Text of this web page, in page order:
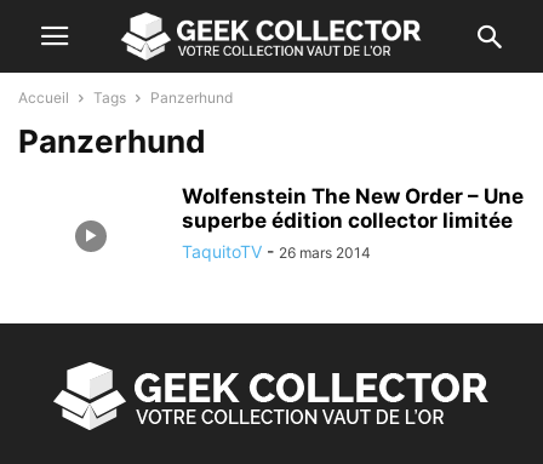
Accueil Tags Panzerhund
Panzerhund
Wolfenstein The New Order – Une
superbe édition collector limitée
TaquitoTV - 26 mars 2014